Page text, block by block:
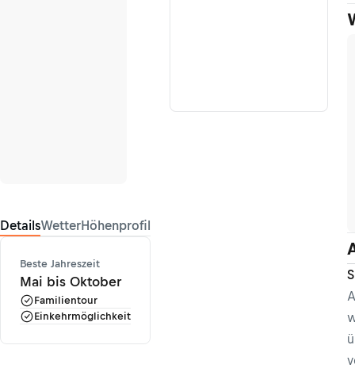
DetailsWetterHöhenprofil
Beste Jahreszeit
Mai bis Oktober
Familientour
Einkehrmöglichkeit